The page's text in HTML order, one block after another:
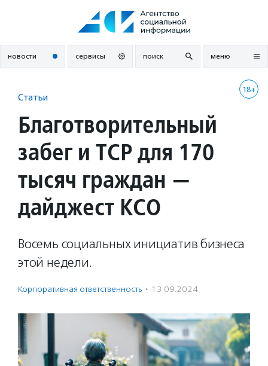
новости сервисы поиск меню
18+
Статьи
Благотворительный
забег и ТСР для 170
тысяч граждан —
дайджест КСО
Восемь социальных инициатив бизнеса
этой недели.
Корпоративная ответственность · 13.09.2024